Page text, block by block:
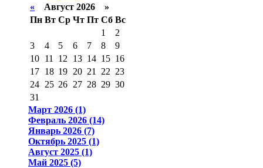
« Август 2026 »
Пн Вт Ср Чт Пт Сб Вс
1
2
3
4 5 6 7 8
9
10 11 12 13 14 15 16
17 18 19 20 21 22 23
24 25 26 27 28 29 30
31
Март 2026 (1)
Февраль 2026 (14)
Январь 2026 (7)
Октябрь 2025 (1)
Август 2025 (1)
Май 2025 (5)